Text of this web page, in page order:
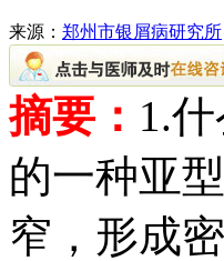
来源： 郑州市银屑病研究所
摘要： 1.
的一种亚
窄，形成